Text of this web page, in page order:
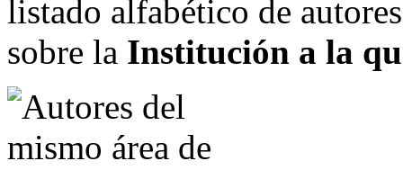
listado alfabético de
sobre la Institución a la